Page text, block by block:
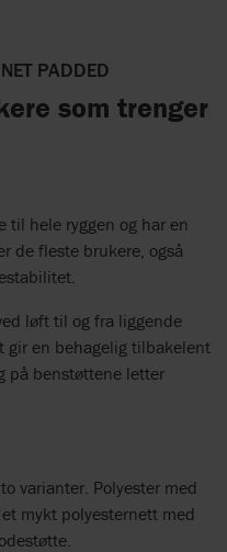
PADDED
som trenger
til hele ryggen og har en
de fleste brukere, også
løft til og fra liggende
gir en behagelig tilbakelent
på benstøttene letter
varianter. Polyester med
mykt polyesternett med